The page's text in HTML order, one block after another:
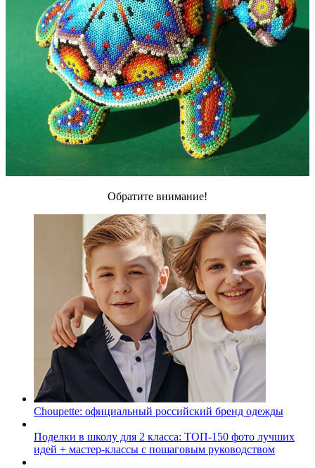
Обратите внимание!
Choupette: официальный российский бренд одежды
Поделки в школу для 2 класса: ТОП-150 фото лучших
идей + мастер-классы с пошаговым руководством